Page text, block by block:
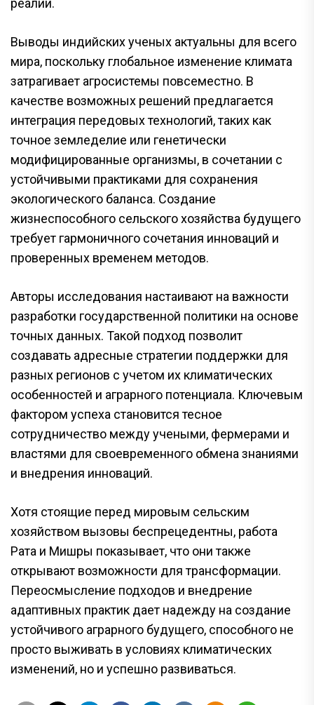
реалии.
Выводы индийских ученых актуальны для всего
мира, поскольку глобальное изменение климата
затрагивает агросистемы повсеместно. В
качестве возможных решений предлагается
интеграция передовых технологий, таких как
точное земледелие или генетически
модифицированные организмы, в сочетании с
устойчивыми практиками для сохранения
экологического баланса. Создание
жизнеспособного сельского хозяйства будущего
требует гармоничного сочетания инноваций и
проверенных временем методов.
Авторы исследования настаивают на важности
разработки государственной политики на основе
точных данных. Такой подход позволит
создавать адресные стратегии поддержки для
разных регионов с учетом их климатических
особенностей и аграрного потенциала. Ключевым
фактором успеха становится тесное
сотрудничество между учеными, фермерами и
властями для своевременного обмена знаниями
и внедрения инноваций.
Хотя стоящие перед мировым сельским
хозяйством вызовы беспрецедентны, работа
Рата и Мишры показывает, что они также
открывают возможности для трансформации.
Переосмысление подходов и внедрение
адаптивных практик дает надежду на создание
устойчивого аграрного будущего, способного не
просто выживать в условиях климатических
изменений, но и успешно развиваться.